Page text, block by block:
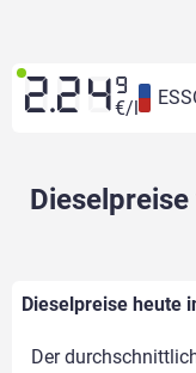
2.24 9
€/l
Dieselpreise heute
Der